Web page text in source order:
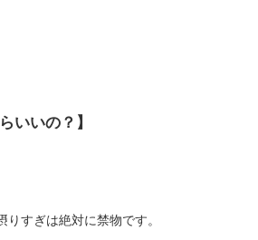
いいの？】
すぎは絶対に禁物です。